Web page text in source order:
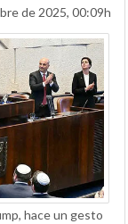
de 2025, 00:09h
hace un gesto